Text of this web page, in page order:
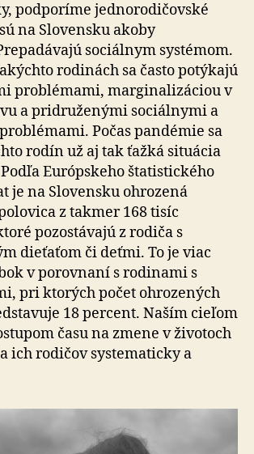
podporíme jednorodičovské
na Slovensku akoby
sociálnym systémom.
rodinách sa často potýkajú
problémami, marginalizáciou v
a pridruženými sociálnymi a
Počas pandémie sa
rodín už aj tak ťažká situácia
Európskeho štatistického
je na Slovensku ohrozená
z takmer 168 tisíc
pozostávajú z rodiča s
dieťaťom či deťmi. To je viac
v porovnaní s rodinami s
pri ktorých počet ohrozených
18 percent. Naším cieľom
času na zmene v životoch
ich rodičov systematicky a